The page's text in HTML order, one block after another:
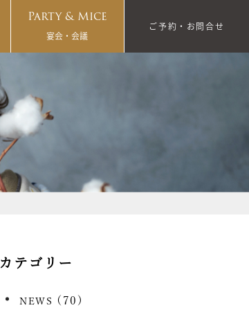
Party & Mice
宴会・会議
ご予約・お問合せ
カテゴリー
NEWS (70)